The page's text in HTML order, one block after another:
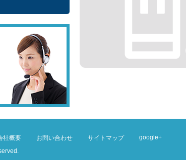
社概要 お問い合わせ サイトマップ
google+